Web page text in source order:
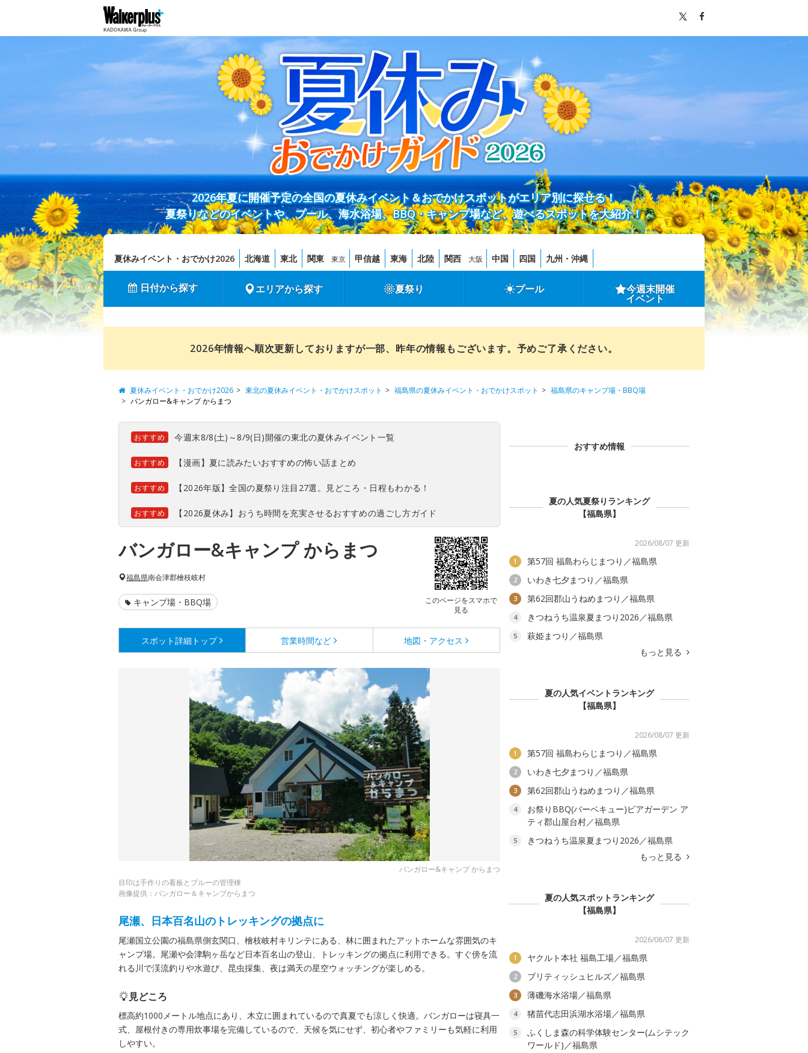
2026年夏に開催予定の全国の夏休みイベント＆おでかけスポットがエリア別に探せる！
夏祭りなどのイベントや、プール、海水浴場、BBQ・キャンプ場など、遊べるスポットを大紹介！
夏休みイベント・おでかけ2026 北海道 東北 関東 東京 甲信越 東海 北陸 関西 大阪 中国 四国 九州・沖縄
日付から探す エリアから探す 夏祭り プール 今週末開催
イベント
2026年情報へ順次更新しておりますが一部、昨年の情報もございます。予めご了承ください。
夏休みイベント・おでかけ2026 東北の夏休みイベント・おでかけスポット 福島県の夏休みイベント・おでかけスポット
福島県のキャンプ場・BBQ場
バンガロー&キャンプ からまつ
おすすめ 今週末8/8(土)～8/9(日)開催の東北の夏休みイベント一覧
おすすめ 【漫画】夏に読みたいおすすめの怖い話まとめ
おすすめ 【2026年版】全国の夏祭り注目27選。見どころ・日程もわかる！
おすすめ 【2026夏休み】おうち時間を充実させるおすすめの過ごし方ガイド
バンガロー&キャンプ からまつ
このページをスマホで
見る
福島県南会津郡檜枝岐村
キャンプ場・BBQ場
スポット詳細 トップ 営業時間など 地図・アクセス
バンガロー&キャンプ からまつ
目印は手作りの看板とブルーの管理棟
画像提供：バンガロー＆キャンプからまつ
尾瀬、日本百名山のトレッキングの拠点に
尾瀬国立公園の福島県側玄関口、檜枝岐村キリンテにある、林に囲まれたアットホームな雰囲気のキ
ャンプ場。尾瀬や会津駒ヶ岳など日本百名山の登山、トレッキングの拠点に利用できる。すぐ傍を流
れる川で渓流釣りや水遊び、昆虫採集、夜は満天の星空ウォッチングが楽しめる。
見どころ
標高約1000メートル地点にあり、木立に囲まれているので真夏でも涼しく快適。バンガローは寝具一
式、屋根付きの専用炊事場を完備しているので、天候を気にせず、初心者やファミリーも気軽に利用
しやすい。
おすすめ情報
夏の人気夏祭りランキング
【福島県】
2026/08/07 更新
1 第57回 福島わらじまつり／福島県
2 いわき七夕まつり／福島県
3 第62回郡山うねめまつり／福島県
4 きつねうち温泉夏まつり2026／福島県
5
萩姫まつり／福島県
もっと見る
夏の人気イベントランキング
【福島県】
2026/08/07 更新
1 第57回 福島わらじまつり／福島県
2 いわき七夕まつり／福島県
3 第62回郡山うねめまつり／福島県
4
お祭りBBQ(バーベキュー)ビアガーデン ア
ティ郡山屋台村／福島県
5
きつねうち温泉夏まつり2026／福島県
もっと見る
夏の人気スポットランキング
【福島県】
2026/08/07 更新
1 ヤクルト本社 福島工場／福島県
2 ブリティッシュヒルズ／福島県
3 薄磯海水浴場／福島県
4 猪苗代志田浜湖水浴場／福島県
5
ふくしま森の科学体験センター(ムシテック
ワールド)／福島県